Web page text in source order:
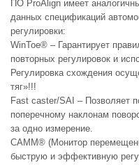
ПО ProAlign имеет
данных спецификаций
регулировки:
WinToe® – Гарантирует
повторных регулировок и
Регулировка схождения
тяг»!!!
Fast caster/SAI – Позволяет
поперечному наклонам
за одно измерение.
CAMM® (Монитор
быструю и эффективную